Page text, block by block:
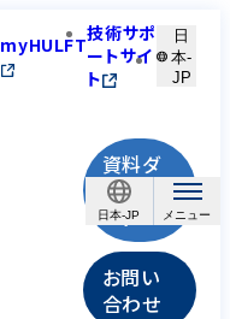
日本-JP
myHULFT技術サポ
ートサイ
ト
日
本-
JP
資料ダ
ウンロ
ード
お問い
合わせ